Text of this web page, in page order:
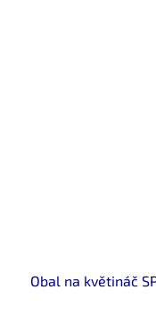
Obal na květináč